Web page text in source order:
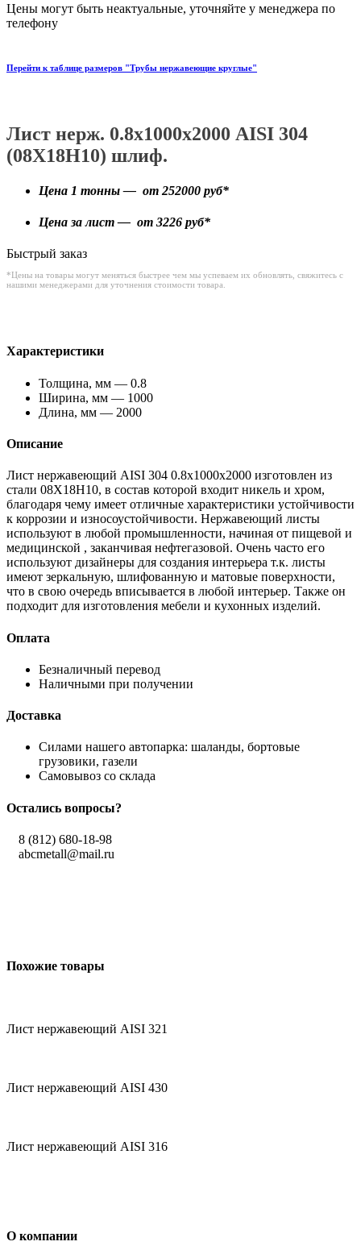
Цены могут быть неактуальные, уточняйте у менеджера по
телефону
Перейти к таблице размеров "Трубы нержавеющие круглые"
Лист нерж. 0.8х1000х2000 AISI 304
(08Х18Н10) шлиф.
Цена 1 тонны — от 252000 руб*
Цена за лист — от 3226 руб*
Быстрый заказ
*Цены на товары могут меняться быстрее чем мы успеваем их обновлять, свяжитесь с
нашими менеджерами для уточнения стоимости товара.
Характеристики
Толщина, мм — 0.8
Ширина, мм — 1000
Длина, мм — 2000
Описание
Лист нержавеющий AISI 304 0.8x1000x2000 изготовлен из
стали 08Х18Н10, в состав которой входит никель и хром,
благодаря чему имеет отличные характеристики устойчивости
к коррозии и износоустойчивости. Нержавеющий листы
используют в любой промышленности, начиная от пищевой и
медицинской , заканчивая нефтегазовой. Очень часто его
используют дизайнеры для создания интерьера т.к. листы
имеют зеркальную, шлифованную и матовые поверхности,
что в свою очередь вписывается в любой интерьер. Также он
подходит для изготовления мебели и кухонных изделий.
Оплата
Безналичный перевод
Наличными при получении
Доставка
Силами нашего автопарка: шаланды, бортовые
грузовики, газели
Самовывоз со склада
Остались вопросы?
8 (812) 680-18-98
abcmetall@mail.ru
Похожие товары
Лист нержавеющий AISI 321
Лист нержавеющий AISI 430
Лист нержавеющий AISI 316
О компании